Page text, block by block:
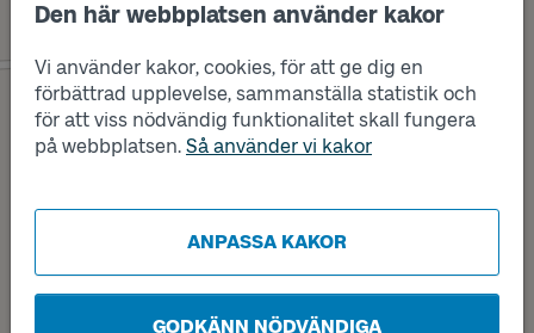
Den här webbplatsen använder kakor
Vi använder kakor, cookies, för att ge dig en
förbättrad upplevelse, sammanställa statistik och
för att viss nödvändig funktionalitet skall fungera
på webbplatsen. Så använder vi kakor
ANPASSA KAKOR
GODKÄNN NÖDVÄNDIGA
Läge
A
Läge
B